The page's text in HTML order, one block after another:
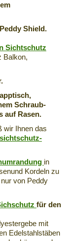
Shield.
Sichtschutz
Balkon,
Schraub-
auf Rasen.
wir Ihnen das
in
Kordeln zu
von Peddy
für den
mit
Edelstahlstäben